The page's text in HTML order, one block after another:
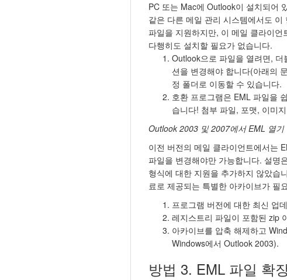
PC 또는 Mac에 Outlook이 설치되어
같은 다른 메일 관리 시스템에서도
파일을 지원하지만, 이 메일 클라이
다행히도 설치할 필요가 없습니다.
Outlook으로 파일을 열려면,
션을 변경해야 합니다(아래의
정 폴더로 이동할 수 있습니다.
호환 프로그램은 EML 파일을
습니다! 첨부 파일, 포맷, 이미
Outlook 2003 및 2007에서 EML 열기
이전 버전의 메일 클라이언트에서는
파일을 변경해야만 가능합니다. 설명
형식에 대한 지원을 추가하지 않았습
료로 제공되는 특별한 아카이브가 필
프로그램 버전에 대한 최신 업
레지스트리 파일이 포함된 zip
아카이브를 압축 해제하고
Windows에서 Outlook 2003).
방법 3. EML 파일 확